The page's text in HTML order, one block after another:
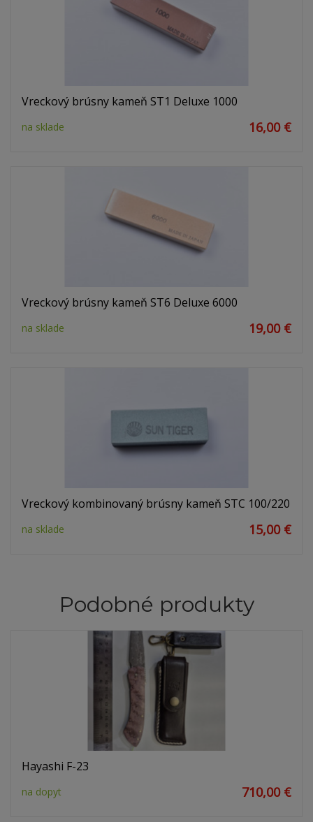
Vreckový brúsny kameň ST1 Deluxe 1000
na sklade 16,00 €
Vreckový brúsny kameň ST6 Deluxe 6000
na sklade 19,00 €
Vreckový kombinovaný brúsny kameň STC 100/220
na sklade 15,00 €
Podobné produkty
Hayashi F-23
na dopyt 710,00 €